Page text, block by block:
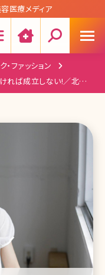
医療メディア
・ファッション
れば成立しない!／北条